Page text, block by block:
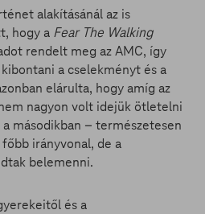
alakításánál az is
hogy a Fear The Walking
rendelt meg az AMC, így
a cselekményt és a
elárulta, hogy amíg az
nagyon volt idejük ötletelni
másodikban – természetesen
irányvonal, de a
belemenni.
és a